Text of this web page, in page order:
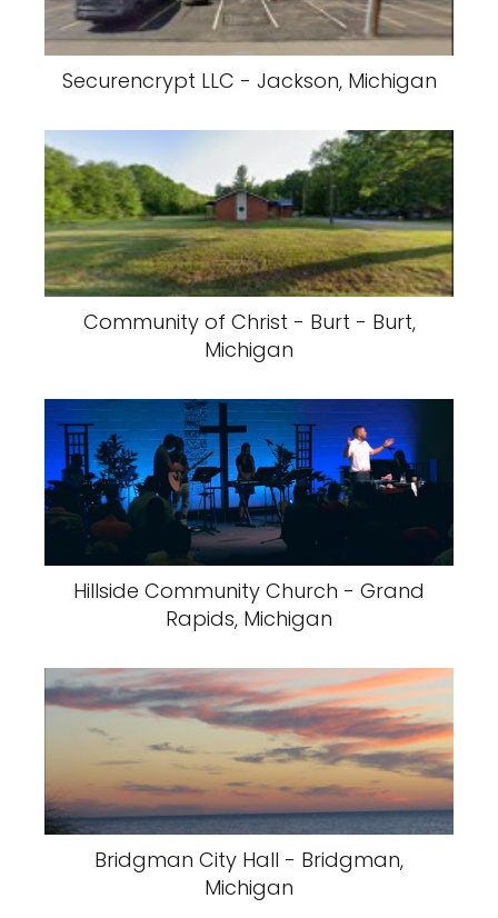
Securencrypt LLC - Jackson, Michigan
Community of Christ - Burt - Burt,
Michigan
Hillside Community Church - Grand
Rapids, Michigan
Bridgman City Hall - Bridgman,
Michigan